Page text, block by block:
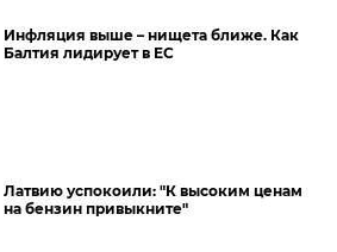
Инфляция выше – нищета ближе. Как
Балтия лидирует в ЕС
Латвию успокоили: "К высоким ценам
на бензин привыкните"